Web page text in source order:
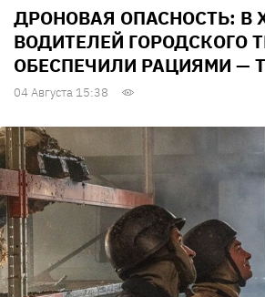
ДРОНОВАЯ ОПАСНОСТЬ: В
ВОДИТЕЛЕЙ ГОРОДСКОГО
ОБЕСПЕЧИЛИ РАЦИЯМИ —
04 Августа 15:38